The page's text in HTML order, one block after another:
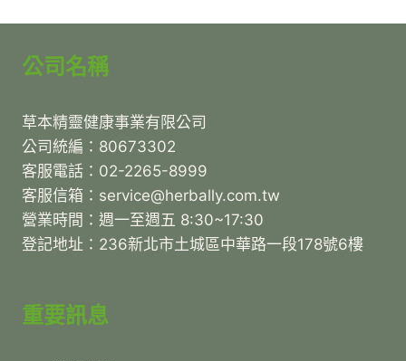
言
導
公司名稱
草本精靈健康事業有限公司
公司統編：80673302
客服電話：02-2265-8999
客服信箱：service@herbally.com.tw
營業時間：週一至週五 8:30~17:30
登記地址：236新北市土城區中華路一段178號6樓
重要訊息